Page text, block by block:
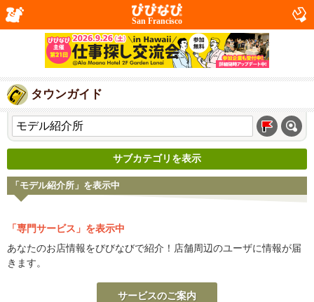
San Francisco
タウンガイド
サブカテゴリを表示
「モデル紹介所」を表示中
「専門サービス」を表示中
あなたのお店情報をびびなびで紹介！店舗周辺のユーザに情報が届
きます。
サービスのご案内